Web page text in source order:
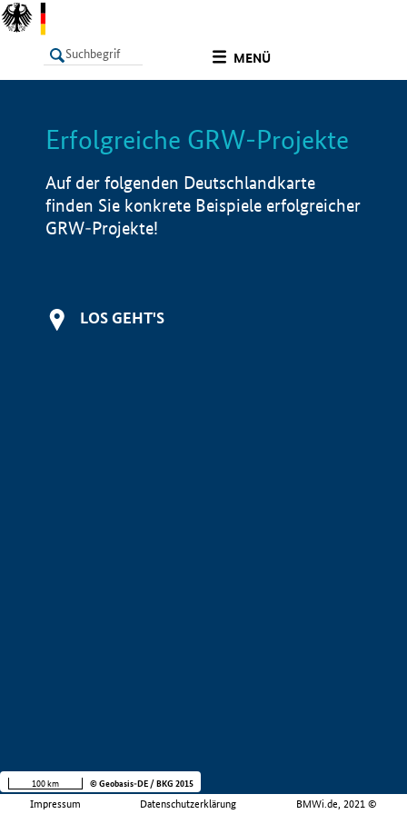
MENÜ
LISTE Info
Erfolgreiche GRW-Projekte
Auf der folgenden Deutschlandkarte
finden Sie konkrete Beispiele erfolgreicher
GRW-Projekte!
LOS GEHT'S
Impressum Datenschutzerklärung BMWi.de, 2021 ©
100 km © Geobasis-DE / BKG 2015